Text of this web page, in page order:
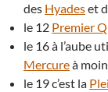
des Hyadeset
le 12 Premier
le 16 à l’aube
Mercureà
le 19 c’est la